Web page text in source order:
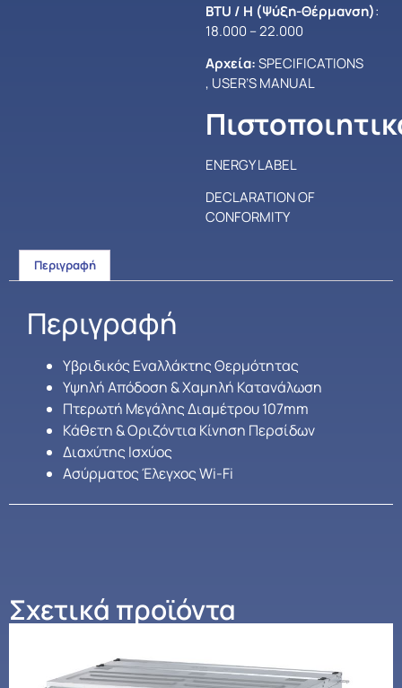
BTU / H (Ψύξη-Θέρμανση):
18.000 – 22.000
Αρχεία:SPECIFICATIONS
, USER’S MANUAL
ENERGY LABEL
DECLARATION OF
CONFORMITY
Περιγραφή
Περιγραφή
Υβριδικός Εναλλάκτης Θερμότητας
Υψηλή Απόδοση & Χαμηλή Κατανάλωση
Πτερωτή Μεγάλης Διαμέτρου 107mm
Κάθετη & Οριζόντια Κίνηση Περσίδων
Διαχύτης Ισχύος
Ασύρματος Έλεγχος Wi-Fi
Σχετικά προϊόντα